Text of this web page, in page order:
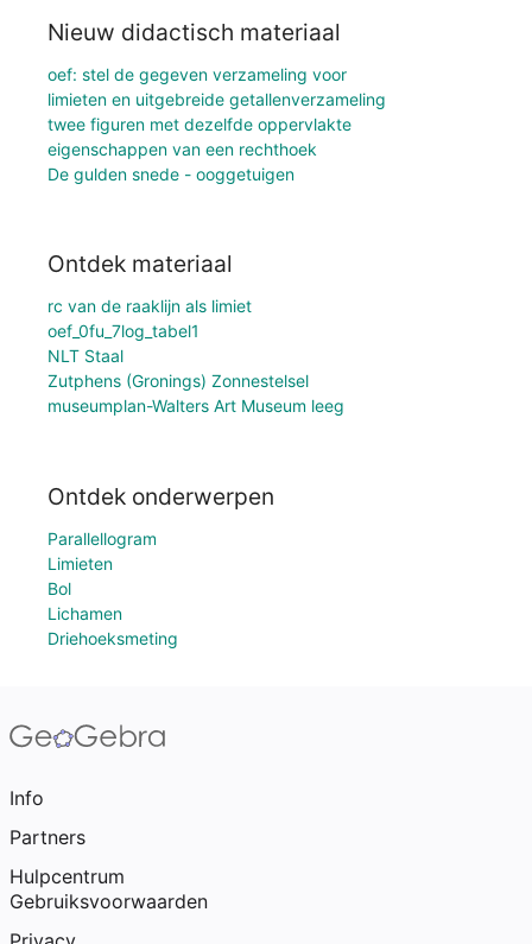
Nieuw didactisch materiaal
oef: stel de gegeven verzameling voor
limieten en uitgebreide getallenverzameling
twee figuren met dezelfde oppervlakte
eigenschappen van een rechthoek
De gulden snede - ooggetuigen
Ontdek materiaal
rc van de raaklijn als limiet
oef_0fu_7log_tabel1
NLT Staal
Zutphens (Gronings) Zonnestelsel
museumplan-Walters Art Museum leeg
Ontdek onderwerpen
Parallellogram
Limieten
Bol
Lichamen
Driehoeksmeting
Info
Partners
Hulpcentrum
Gebruiksvoorwaarden